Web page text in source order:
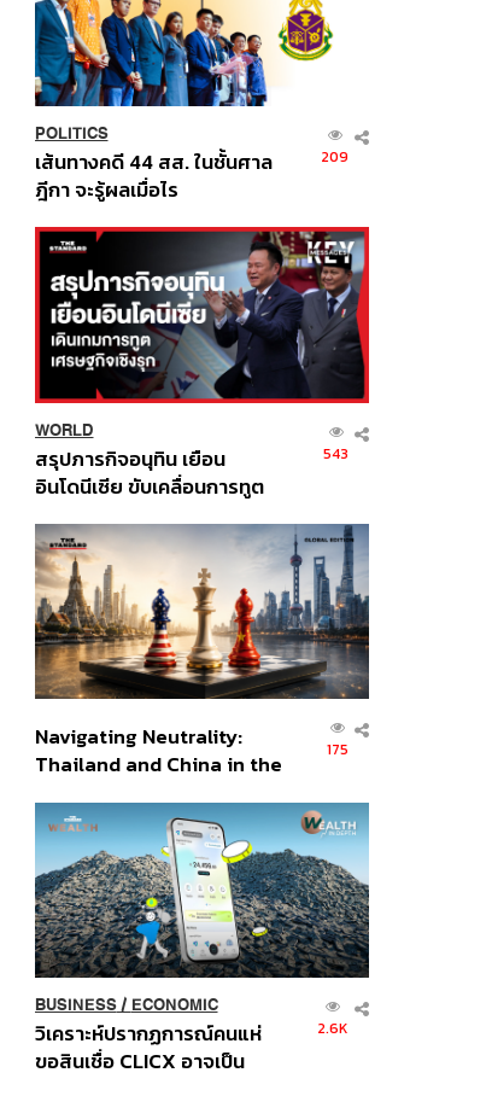
POLITICS
เส้นทางคดี 44 สส. ในชั้นศาล
ฎีกา จะรู้ผลเมื่อไร
209
WORLD
สรุปภารกิจอนุทิน เยือน
อินโดนีเซีย ขับเคลื่อนการทูต
ส่วนยุทธศาสตร์ไทย –
อินโดนีเซีย
543
Navigating Neutrality:
Thailand and China in the
Order
175
BUSINESS/ ECONOMIC
วิเคราะห์ปรากฏการณ์คนแห่
ขอสินเชื่อ CLICX อาจเป็น
2.6K